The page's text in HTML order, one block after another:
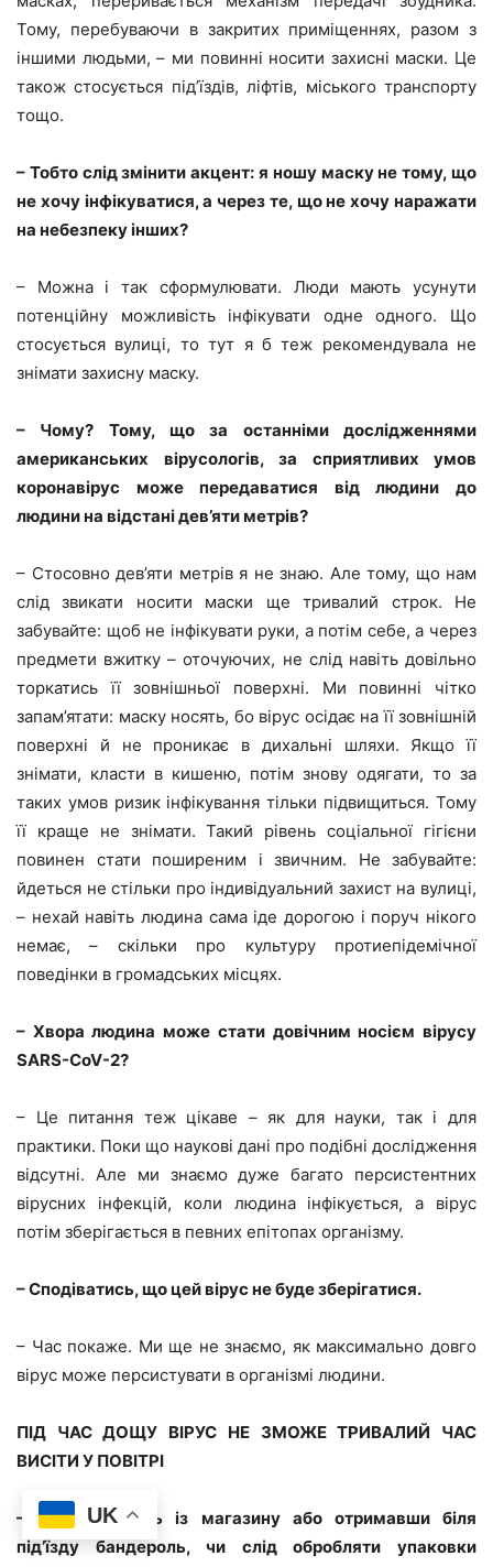
Тому, перебуваючи в закритих приміщеннях, разом з
іншими людьми, – ми повинні носити захисні маски. Це
також стосується під’їздів, ліфтів, міського транспорту
тощо.
– Тобто слід змінити акцент: я ношу маску не тому, що
не хочу інфікуватися, а через те, що не хочу наражати
на небезпеку інших?
– Можна і так сформулювати. Люди мають усунути
потенційну можливість інфікувати одне одного. Що
стосується вулиці, то тут я б теж рекомендувала не
знімати захисну маску.
– Чому? Тому, що за останніми дослідженнями
американських вірусологів, за сприятливих умов
коронавірус може передаватися від людини до
людини на відстані дев’яти метрів?
– Стосовно дев’яти метрів я не знаю. Але тому, що нам
слід звикати носити маски ще тривалий строк. Не
забувайте: щоб не інфікувати руки, а потім себе, а через
предмети вжитку – оточуючих, не слід навіть довільно
торкатись її зовнішньої поверхні. Ми повинні чітко
запам’ятати: маску носять, бо вірус осідає на її зовнішній
поверхні й не проникає в дихальні шляхи. Якщо її
знімати, класти в кишеню, потім знову одягати, то за
таких умов ризик інфікування тільки підвищиться. Тому
її краще не знімати. Такий рівень соціальної гігієни
повинен стати поширеним і звичним. Не забувайте:
йдеться не стільки про індивідуальний захист на вулиці,
– нехай навіть людина сама іде дорогою і поруч нікого
немає, – скільки про культуру протиепідемічної
поведінки в громадських місцях.
– Хвора людина може стати довічним носієм вірусу
SARS-CoV-2?
– Це питання теж цікаве – як для науки, так і для
практики. Поки що наукові дані про подібні дослідження
відсутні. Але ми знаємо дуже багато персистентних
вірусних інфекцій, коли людина інфікується, а вірус
потім зберігається в певних епітопах організму.
– Сподіватись, що цей вірус не буде зберігатися.
– Час покаже. Ми ще не знаємо, як максимально довго
вірус може персистувати в організмі людини.
ПІД ЧАС ДОЩУ ВІРУС НЕ ЗМОЖЕ ТРИВАЛИЙ ЧАС
ВИСІТИ У ПОВІТРІ
– Повернувшись із магазину або отримавши біля
під’їзду бандероль, чи слід обробляти упаковки
UK